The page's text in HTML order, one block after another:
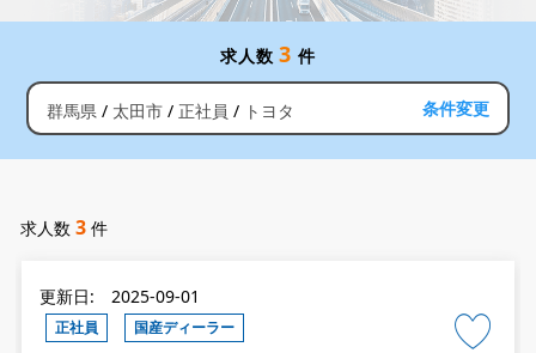
求人数 3 件
群馬県 太田市 正社員 トヨタ 条件変更
求人数3 件
更新日: 2025-09-01
正社員 国産ディーラー